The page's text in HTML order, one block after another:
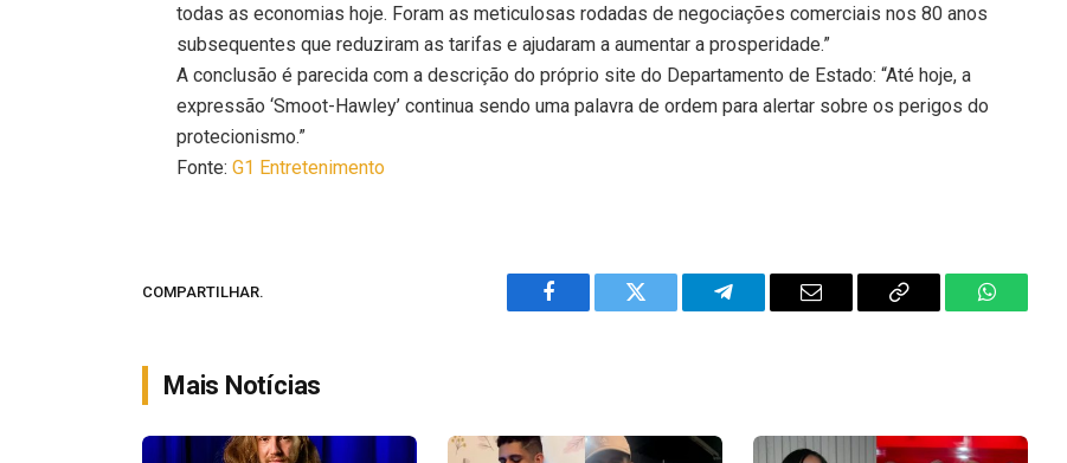
todas as economias hoje. Foram as meticulosas rodadas de negociações comerciais nos 80 anos
subsequentes que reduziram as tarifas e ajudaram a aumentar a prosperidade.”
A conclusão é parecida com a descrição do próprio site do Departamento de Estado: “Até hoje, a
expressão ‘Smoot-Hawley’ continua sendo uma palavra de ordem para alertar sobre os perigos do
protecionismo.”
Fonte:G1 Entretenimento
COMPARTILHAR.
Facebook Twitter Telegram Email
Copy
WhatsApp
Mais Notícias